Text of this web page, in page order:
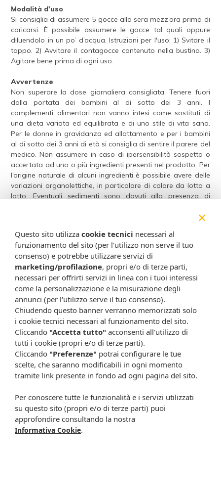
Modalità d'uso
Si consiglia di assumere 5 gocce alla sera mezz’ora prima di
coricarsi. È possibile assumere le gocce tal quali oppure
diluendolo in un po’ d’acqua. Istruzioni per l'uso: 1) Svitare il
tappo. 2) Avvitare il contagocce contenuto nella bustina. 3)
Agitare bene prima di ogni uso.
Avvertenze
Non superare la dose giornaliera consigliata. Tenere fuori
dalla portata dei bambini al di sotto dei 3 anni. I
complementi alimentari non vanno intesi come sostituti di
una dieta variata ed equilibrata e di uno stile di vita sano.
Per le donne in gravidanza ed allattamento e per i bambini
al di sotto dei 3 anni di età si consiglia di sentire il parere del
medico. Non assumere in caso di ipersensibilità sospetta o
accertata ad uno o più ingredienti presenti nel prodotto. Per
l’origine naturale di alcuni ingredienti è possibile avere delle
variazioni organolettiche, in particolare di colore da lotto a
lotto. Eventuali sedimenti sono dovuti alla presenza di
Validità a confezionamento integro: 36 mesi.
Formato
Flacone da 30 ml.
Attenzione:
Ogni scheda che troverai sul nostro sito è da considerarsi a scopo
informativo, utile alla guida dell’acquisto del prodotto. Non
sostituisce né il foglietto illustrativo (o la descrizione riportata sulla
confezione stessa), né il consiglio del medico, specialmente in caso
di possibili allergie o patologie. Vista la difficoltà nell’adeguarsi alle
continue modifiche effettuate dalle varie aziende produttrici come
cambio del packaging (colori, dimensioni, contenuto, informazioni) e
i possibili cambiamenti come cambio degli ingredienti e valori
alcuna responsabilità in caso di schede prodotto ed immagini non
aggiornate in tempo reale e presenza di errori o omissioni. Inoltre
non si assumono responsabilità in caso di qualsiasi problema
causato dall’accesso delle informazioni riportate sul sito
×
Questo sito utilizza cookie tecnici necessari al
funzionamento del sito (per l'utilizzo non serve il tuo
consenso) e potrebbe utilizzare servizi di
marketing/profilazione, propri e/o di terze parti,
necessari per offrirti servizi in linea con i tuoi interessi
come la personalizzazione e la misurazione degli
annunci (per l'utilizzo serve il tuo consenso).
Chiudendo questo banner verranno memorizzati solo
i cookie tecnici necessari al funzionamento del sito.
Cliccando "Accetta tutto" acconsenti all'utilizzo di
tutti i cookie (propri e/o di terze parti).
Cliccando "Preferenze" potrai configurare le tue
scelte, che saranno modificabili in ogni momento
tramite link presente in fondo ad ogni pagina del sito.
Per conoscere tutte le funzionalità e i servizi utilizzati
su questo sito (propri e/o di terze parti) puoi
approfondire consultando la nostra
Informativa Cookie.